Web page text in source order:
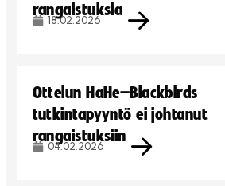
rangaistuksia
18.02.2026
Ottelun HaHe–Blackbirds
tutkintapyyntö ei johtanut
rangaistuksiin
04.02.2026